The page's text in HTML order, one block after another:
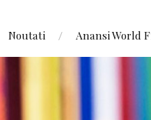
Noutati Anansi World